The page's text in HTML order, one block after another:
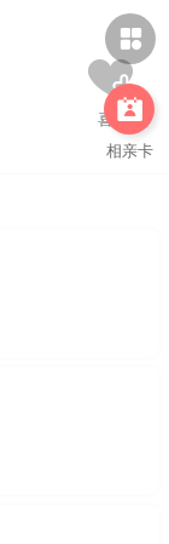


相亲卡